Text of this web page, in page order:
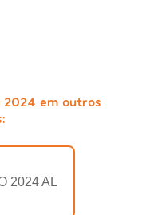
2024 em outros
2024 AL